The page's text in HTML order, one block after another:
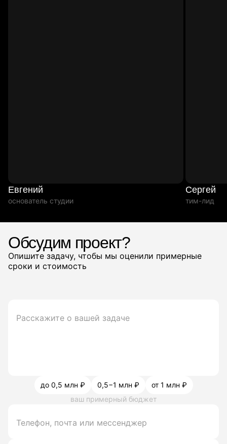
Евгений
основатель студии
Сергей
тим-лид
Обсудим проект?
Опишите задачу, чтобы мы оценили примерные
сроки и стоимость
до 0,5 млн ₽ 0,5−1 млн ₽
от 1 млн ₽
ваш примерный бюджет